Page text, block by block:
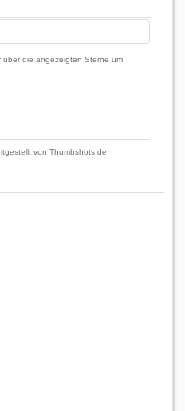
die angezeigten Sterne um
von Thumbshots.de